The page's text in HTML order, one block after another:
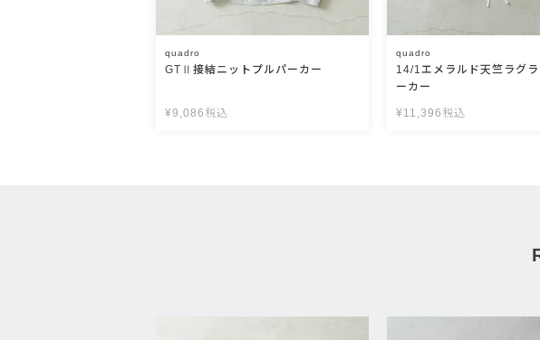
quadro
GTⅡ接結ニットプルパーカー
¥9,086 税込
quadro
14/1エメラルド天竺ラグ
ーカー
¥11,396 税込